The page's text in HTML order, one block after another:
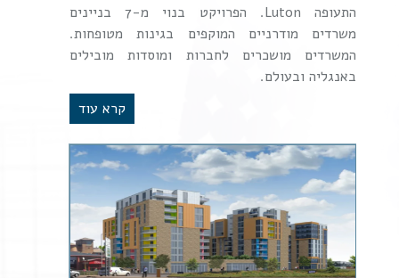
התעופה Luton. הפרויקט בנוי מ-7 בניינים
משרדים מודרניים המוקפים בגינות מטופחות.
המשרדים מושכרים לחברות ומוסדות מובילים
באנגליה ובעולם.
קרא עוד